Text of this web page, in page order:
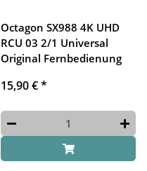
Octagon SX988 4K UHD
RCU 03 2/1 Universal
Original Fernbedienung
15,90 €*